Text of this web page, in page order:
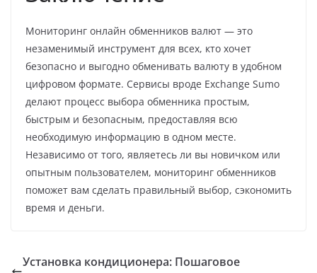
Мониторинг онлайн обменников валют — это
незаменимый инструмент для всех, кто хочет
безопасно и выгодно обменивать валюту в удобном
цифровом формате. Сервисы вроде Exchange Sumo
делают процесс выбора обменника простым,
быстрым и безопасным, предоставляя всю
необходимую информацию в одном месте.
Независимо от того, являетесь ли вы новичком или
опытным пользователем, мониторинг обменников
поможет вам сделать правильный выбор, сэкономить
время и деньги.
Установка кондиционера: Пошаговое